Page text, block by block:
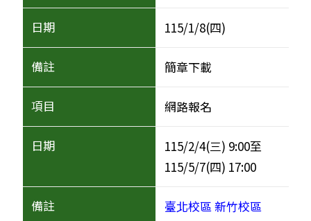
115/1/8(四)
簡章下載
網路報名
115/2/4(三) 9:00至
115/5/7(四) 17:00
臺北校區新竹校區